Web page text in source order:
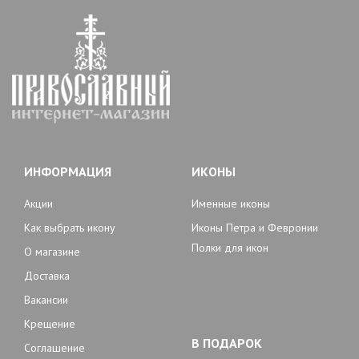
ИНФОРМАЦИЯ
Акции
Как выбрать икону
О магазине
Доставка
Вакансии
Крещение
Соглашение
ИКОНЫ
Именные иконы
Иконы Петра и Февронии
Полки для икон
В ПОДАРОК